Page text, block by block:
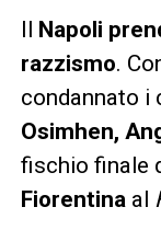
Il Napoli
razzismo.
condannato i
Osimhen,
fischio finale
Fiorentina al